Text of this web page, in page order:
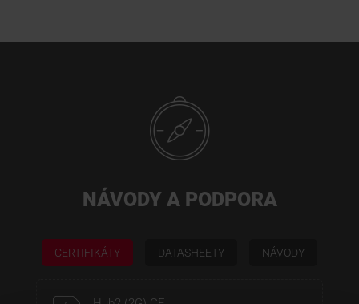
NÁVODY A PODPORA
CERTIFIKÁTY DATASHEETY NÁVODY